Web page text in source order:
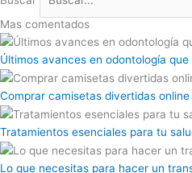
Mas comentados
Últimos avances en odontología
Comprar camisetas divertidas online
Tratamientos esenciales para tu
Lo que necesitas para hacer un